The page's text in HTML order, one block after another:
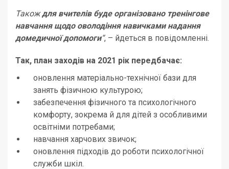
Такождля вчителів буде організовано тренінгове
навчання щодо оволодіння навичками надання
домедичної допомоги“, – йдеться в повідомленні.
Так, план заходів на 2021 рік передбачає:
оновлення матеріально-технічної бази для
занять фізичною культурою;
забезпечення фізичного та психологічного
комфорту, зокрема й для дітей з особливими
освітніми потребами;
навчання харчових звичок;
оновлення підходів до роботи психологічної
служби шкіл.